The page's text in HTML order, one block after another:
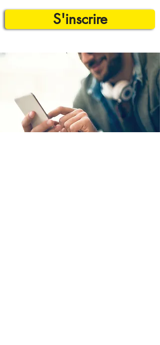
S'inscrire